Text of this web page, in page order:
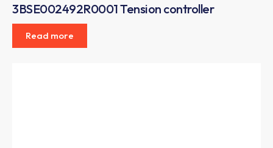
3BSE002492R0001 Tension controller
Read more